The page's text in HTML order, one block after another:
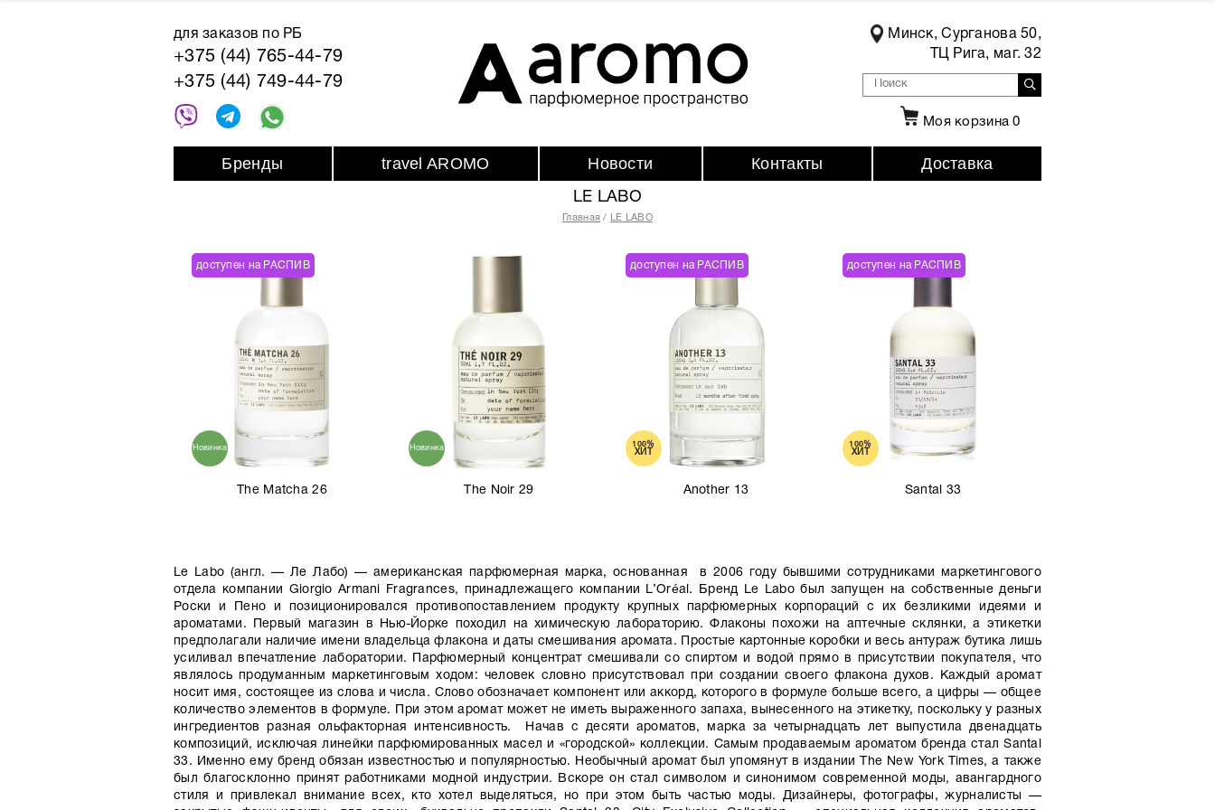
для заказов по РБ
+375 (44) 765-44-79
+375 (44) 749-44-79
Минск, Сурганова 50,
ТЦ Рига, маг. 32
Моя корзина0
Бренды travel AROMO Новости Контакты Доставка
LE LABO
Главная LE LABO
доступен на РАСПИВ
Новинка
The Matcha 26
Новинка
The Noir 29
доступен на РАСПИВ
100%
ХИТ
Another 13
доступен на РАСПИВ
100%
ХИТ
Santal 33
Le Labo (англ. — Ле Лабо) — американская парфюмерная марка, основанная в 2006 году бывшими сотрудниками маркетингового
отдела компании Giorgio Armani Fragrances, принадлежащего компании L’Oréal. Бренд Le Labo был запущен на собственные деньги
Роски и Пено и позиционировался противопоставлением продукту крупных парфюмерных корпораций с их безликими идеями и
ароматами. Первый магазин в Нью-Йорке походил на химическую лабораторию. Флаконы похожи на аптечные склянки, а этикетки
предполагали наличие имени владельца флакона и даты смешивания аромата. Простые картонные коробки и весь антураж бутика лишь
усиливал впечатление лаборатории. Парфюмерный концентрат смешивали со спиртом и водой прямо в присутствии покупателя, что
являлось продуманным маркетинговым ходом: человек словно присутствовал при создании своего флакона духов. Каждый аромат
носит имя, состоящее из слова и числа. Слово обозначает компонент или аккорд, которого в формуле больше всего, а цифры — общее
количество элементов в формуле. При этом аромат может не иметь выраженного запаха, вынесенного на этикетку, поскольку у разных
ингредиентов разная ольфакторная интенсивность. Начав с десяти ароматов, марка за четырнадцать лет выпустила двенадцать
композиций, исключая линейки парфюмированных масел и «городской» коллекции. Самым продаваемым ароматом бренда стал Santal
33. Именно ему бренд обязан известностью и популярностью. Необычный аромат был упомянут в издании The New York Times, а также
был благосклонно принят работниками модной индустрии. Вскоре он стал символом и синонимом современной моды, авангардного
стиля и привлекал внимание всех, кто хотел выделяться, но при этом быть частью моды. Дизайнеры, фотографы, журналисты —